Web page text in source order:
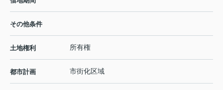
その他条件
土地権利 所有権
都市計画 市街化区域